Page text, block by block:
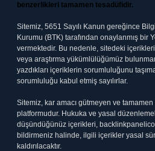
benzerlikleri tamamen tesadüfidir.
Sitemiz, 5651 Sayılı Kanun gereğince
Kurumu (BTK) tarafından onaylanmış bir
vermektedir. Bu nedenle, sitedeki
veya araştırma yükümlülüğümüz
yazdıkları içeriklerin sorumluluğunu
sorumluluğu kabul etmiş sayılırlar.
Sitemiz, kar amacı gütmeyen ve
platformudur. Hukuka ve yasal
düşündüğünüz içerikleri,
bildirmeniz halinde, ilgili içerikler yasal
kaldırılacaktır.